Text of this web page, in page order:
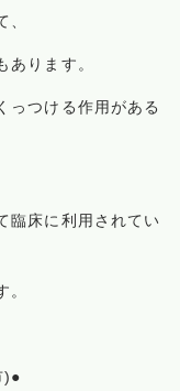
、
ります。
っつける作用がある
臨床に利用されてい
。
)●